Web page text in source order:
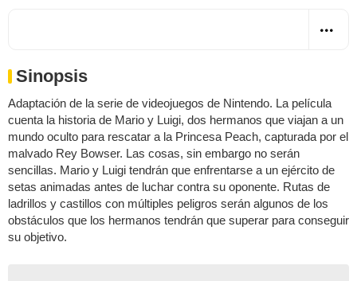
Sinopsis
Adaptación de la serie de videojuegos de Nintendo. La película
cuenta la historia de Mario y Luigi, dos hermanos que viajan a un
mundo oculto para rescatar a la Princesa Peach, capturada por el
malvado Rey Bowser. Las cosas, sin embargo no serán
sencillas. Mario y Luigi tendrán que enfrentarse a un ejército de
setas animadas antes de luchar contra su oponente. Rutas de
ladrillos y castillos con múltiples peligros serán algunos de los
obstáculos que los hermanos tendrán que superar para conseguir
su objetivo.